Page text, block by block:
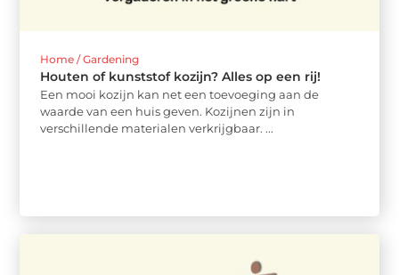
Home / Gardening
Houten of kunststof kozijn? Alles op een rij!
Een mooi kozijn kan net een toevoeging aan de
waarde van een huis geven. Kozijnen zijn in
verschillende materialen verkrijgbaar. ...